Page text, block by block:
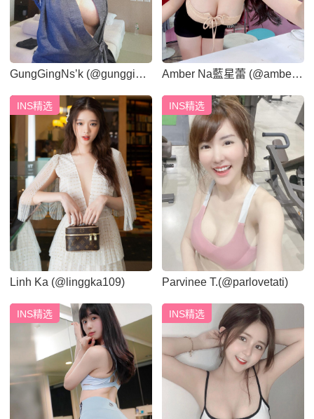
GungGingNs’k (@gungging
nsk)
Amber Na藍星蕾 (@ambern
a_official)
Linh Ka (@linggka109)
INS精选
Parvinee T.(@parlovetati)
INS精选
INS精选 INS精选